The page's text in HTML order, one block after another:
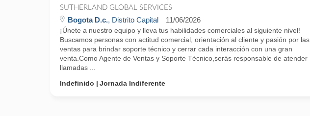
SUTHERLAND GLOBAL SERVICES
Bogota D.c., Distrito Capital 11/06/2026
¡Únete a nuestro equipo y lleva tus habilidades comerciales al siguiente nivel!
Buscamos personas con actitud comercial, orientación al cliente y pasión por las
ventas para brindar soporte técnico y cerrar cada interacción con una gran
venta.Como Agente de Ventas y Soporte Técnico,serás responsable de atender
llamadas ...
Indefinido
Jornada Indiferente